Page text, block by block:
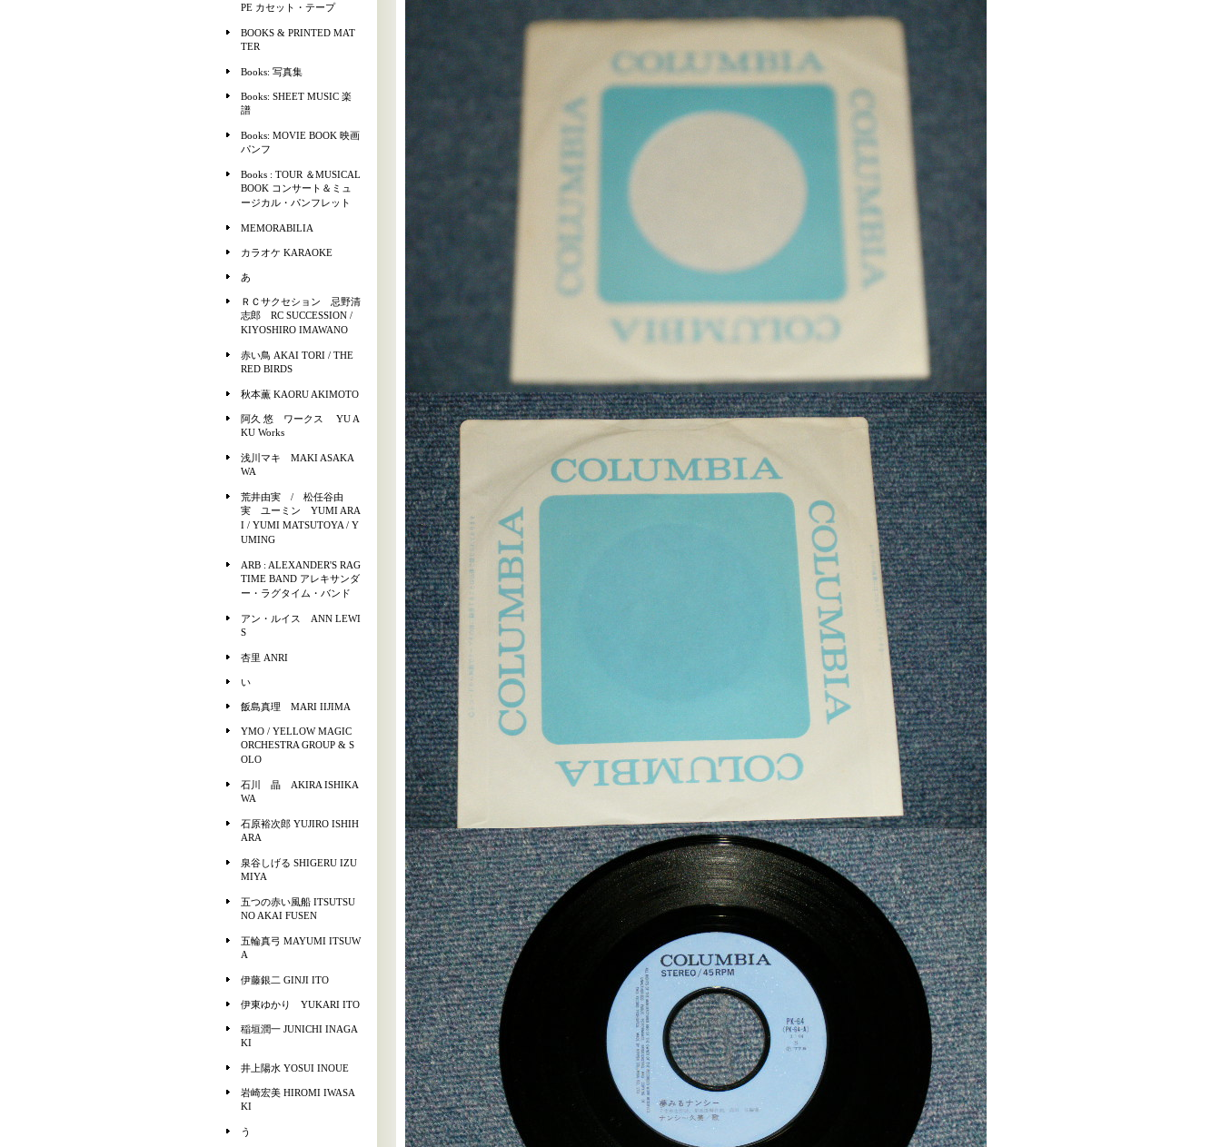
PE カセット・テープ
BOOKS & PRINTED MAT
TER
Books: 写真集
Books: SHEET MUSIC 楽
譜
Books: MOVIE BOOK 映画
パンフ
Books : TOUR ＆MUSICAL
BOOK コンサート＆ミュ
ージカル・パンフレット
MEMORABILIA
カラオケ KARAOKE
あ
ＲＣサクセション 忌野清
志郎 RC SUCCESSION /
KIYOSHIRO IMAWANO
赤い鳥 AKAI TORI / THE
RED BIRDS
秋本薫 KAORU AKIMOTO
阿久 悠 ワークス YU A
KU Works
浅川マキ MAKI ASAKA
WA
荒井由実 / 松任谷由
実 ユーミン YUMI ARA
I / YUMI MATSUTOYA / Y
UMING
ARB : ALEXANDER'S RAG
TIME BAND アレキサンダ
ー・ラグタイム・バンド
アン・ルイス ANN LEWI
S
杏里 ANRI
い
飯島真理 MARI IIJIMA
YMO / YELLOW MAGIC
ORCHESTRA GROUP & S
OLO
石川 晶 AKIRA ISHIKA
WA
石原裕次郎 YUJIRO ISHIH
ARA
泉谷しげる SHIGERU IZU
MIYA
五つの赤い風船 ITSUTSU
NO AKAI FUSEN
五輪真弓 MAYUMI ITSUW
A
伊藤銀二 GINJI ITO
伊東ゆかり YUKARI ITO
稲垣潤一 JUNICHI INAGA
KI
井上陽水 YOSUI INOUE
岩崎宏美 HIROMI IWASA
KI
う